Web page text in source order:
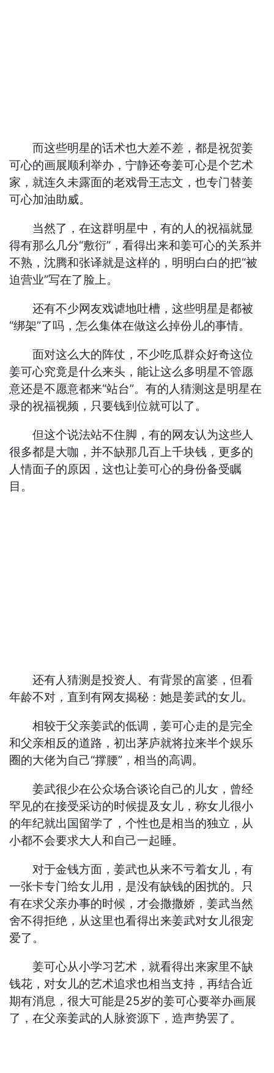
而这些明星的话术也大差不差，都是祝贺姜
可心的画展顺利举办，宁静还夸姜可心是个艺术
家，就连久未露面的老戏骨王志文，也专门替姜
可心加油助威。
当然了，在这群明星中，有的人的祝福就显
得有那么几分“敷衍”，看得出来和姜可心的关系并
不熟，沈腾和张译就是这样的，明明白白的把“被
迫营业”写在了脸上。
还有不少网友戏谑地吐槽，这些明星是都被
“绑架”了吗，怎么集体在做这么掉份儿的事情。
面对这么大的阵仗，不少吃瓜群众好奇这位
姜可心究竟是什么来头，能让这么多明星不管愿
意还是不愿意都来“站台”。有的人猜测这是明星在
录的祝福视频，只要钱到位就可以了。
但这个说法站不住脚，有的网友认为这些人
很多都是大咖，并不缺那几百上千块钱，更多的
人情面子的原因，这也让姜可心的身份备受瞩
目。
还有人猜测是投资人、有背景的富婆，但看
年龄不对，直到有网友揭秘：她是姜武的女儿。
相较于父亲姜武的低调，姜可心走的是完全
和父亲相反的道路，初出茅庐就将拉来半个娱乐
圈的大佬为自己“撑腰”，相当的高调。
姜武很少在公众场合谈论自己的儿女，曾经
罕见的在接受采访的时候提及女儿，称女儿很小
的年纪就出国留学了，个性也是相当的独立，从
小都不会要求大人和自己一起睡。
对于金钱方面，姜武也从来不亏着女儿，有
一张卡专门给女儿用，是没有缺钱的困扰的。只
有在求父亲办事的时候，才会撒撒娇，姜武当然
舍不得拒绝，从这里也看得出来姜武对女儿很宠
爱了。
姜可心从小学习艺术，就看得出来家里不缺
钱花，对女儿的艺术追求也相当支持，再结合近
期有消息，很大可能是25岁的姜可心要举办画展
了，在父亲姜武的人脉资源下，造声势罢了。